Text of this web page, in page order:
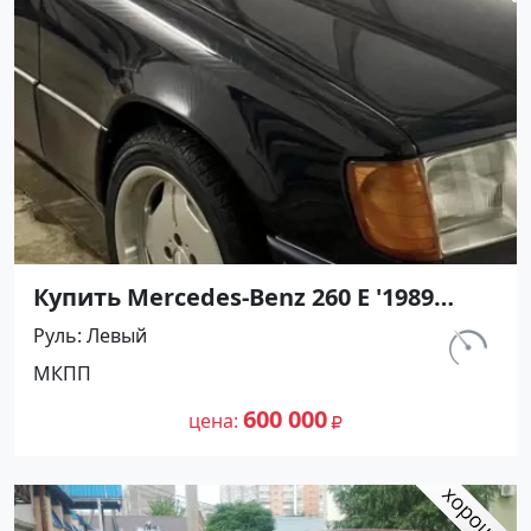
Купить Mercedes-Benz 260 Е '1989
МКПП (2600/160 л.с.) Бензин
инжектор Армавир цвет Черный
Седан по цене 600000 рублей,
объявление №27426 на сайте
Авторынок23
км.
Руль Левый
МКПП
цена 600 000